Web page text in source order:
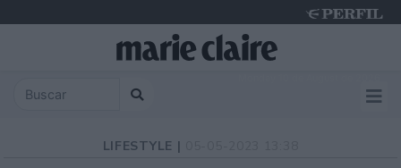
LIFESTYLE |